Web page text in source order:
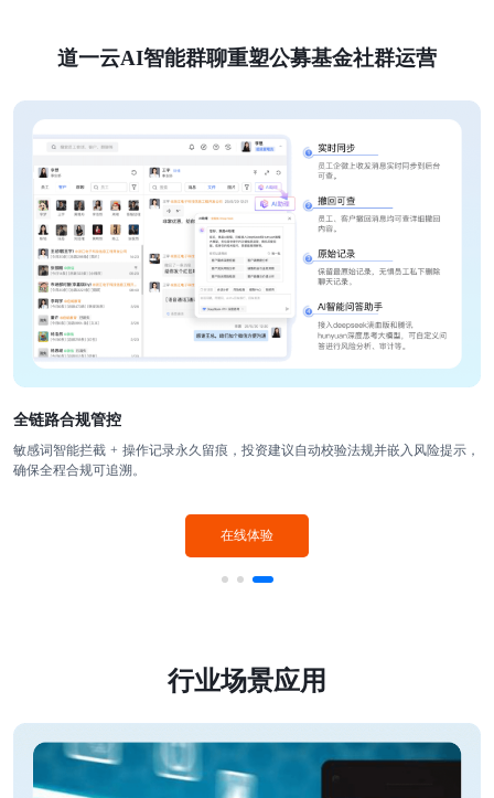
道一云AI智能群聊重塑公募基金社群运营
全链路合规管控
敏感词智能拦截 + 操作记录永久留痕，投资建议自动校验法规并嵌入风险提示，
确保全程合规可追溯。
在线体验
行业场景应用